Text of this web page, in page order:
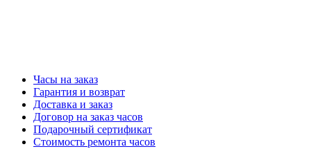
Часы на заказ
Гарантия и возврат
Доставка и заказ
Договор на заказ часов
Подарочный сертификат
Стоимость ремонта часов